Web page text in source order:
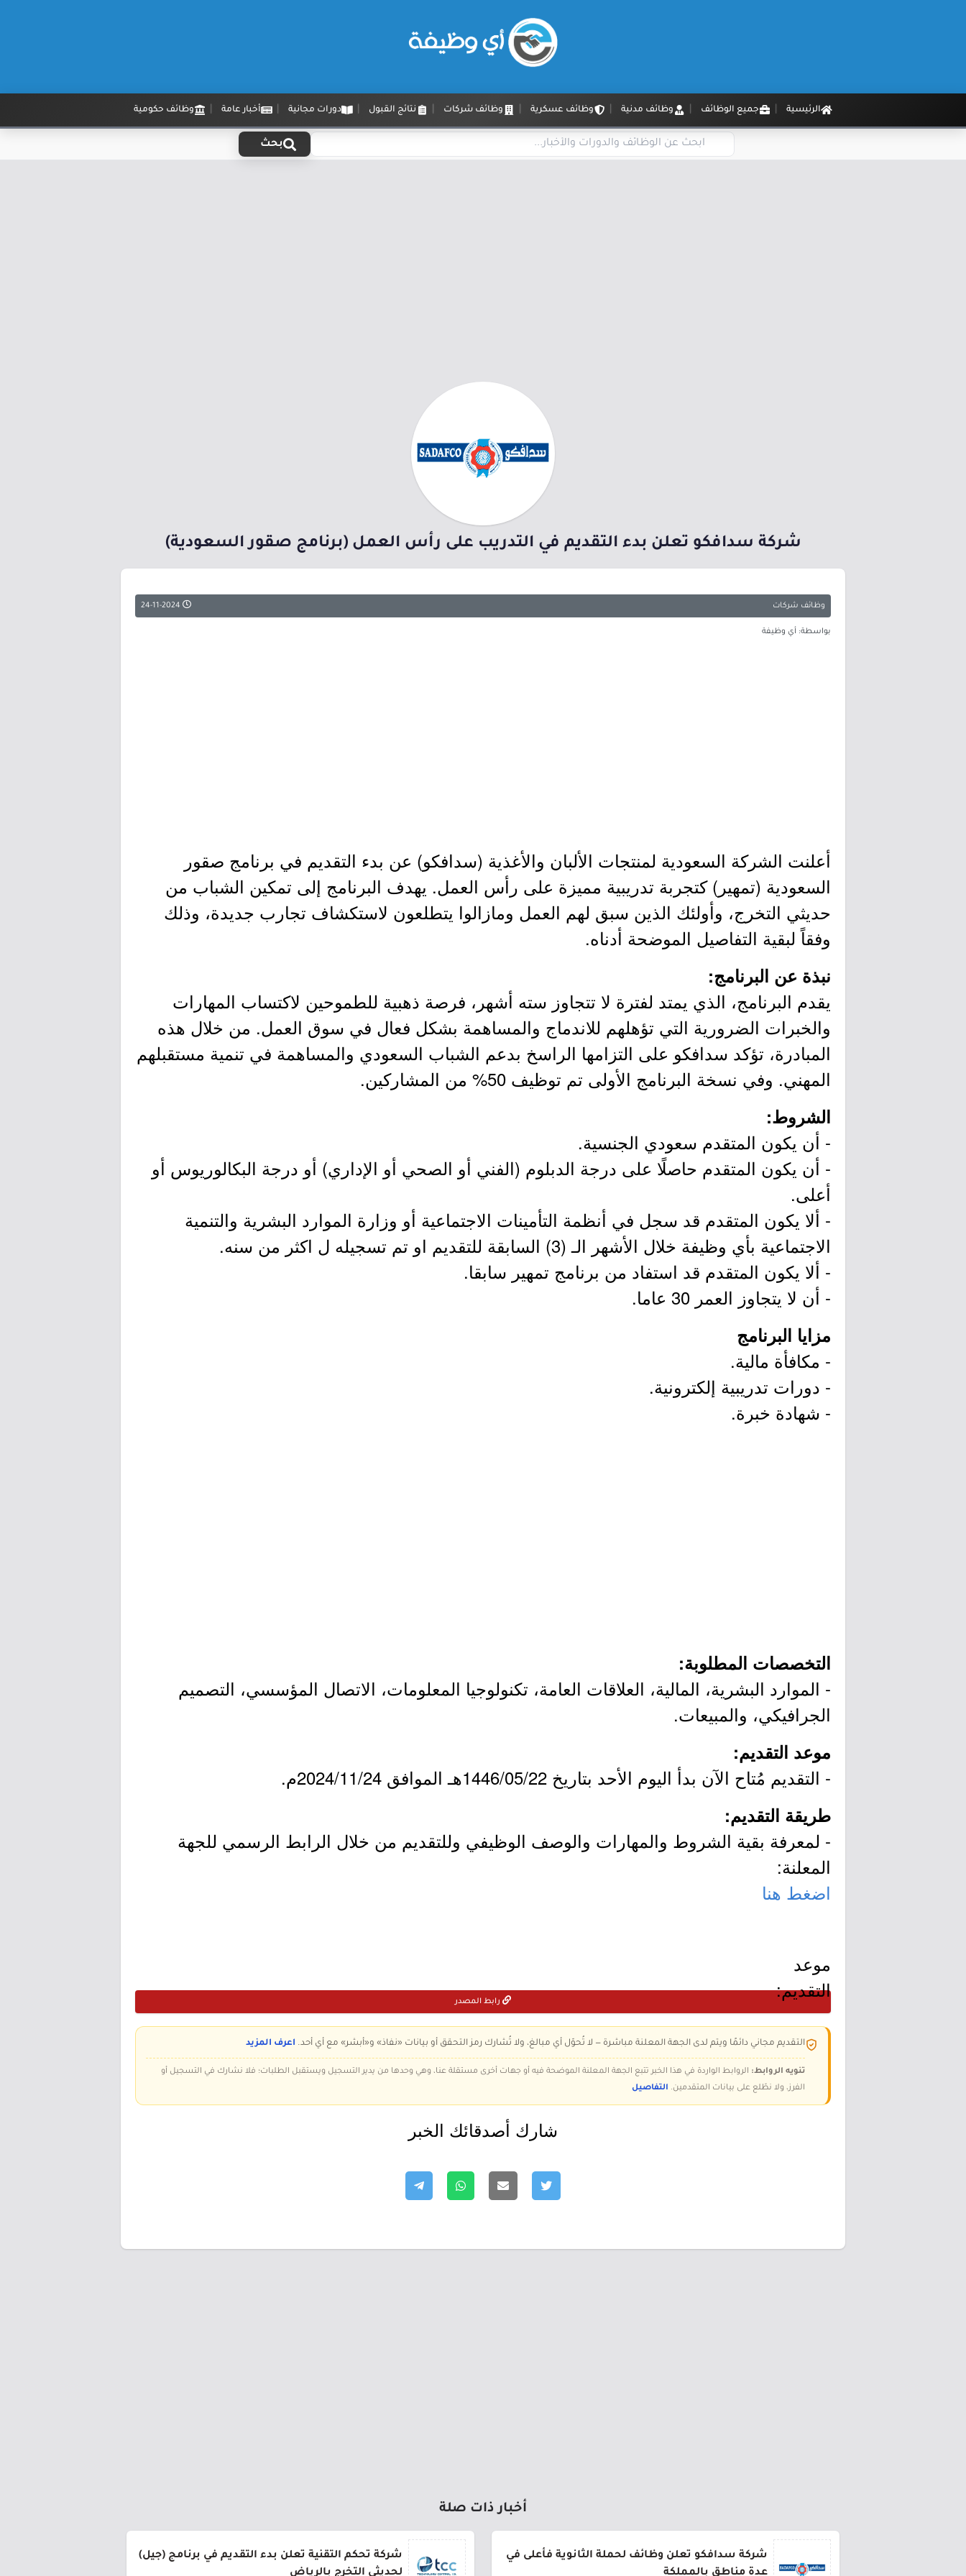
الرئيسية جميع الوظائف وظائف مدنية وظائف عسكرية وظائف شركات نتائج القبول دورات مجانية أخبار عامة وظائف حكومية
بحث
شركة سدافكو تعلن بدء التقديم في التدريب على رأس العمل (برنامج صقور السعودية)
وظائف شركات
بواسطة: أي وظيفة
أعلنت الشركة السعودية لمنتجات الألبان والأغذية (سدافكو) عن بدء التقديم في برنامج صقور
السعودية (تمهير) كتجربة تدريبية مميزة على رأس العمل. يهدف البرنامج إلى تمكين الشباب من
حديثي التخرج، وأولئك الذين سبق لهم العمل ومازالوا يتطلعون لاستكشاف تجارب جديدة، وذلك
وفقاً لبقية التفاصيل الموضحة أدناه.
نبذة عن البرنامج:
يقدم البرنامج، الذي يمتد لفترة لا تتجاوز سته أشهر، فرصة ذهبية للطموحين لاكتساب المهارات
والخبرات الضرورية التي تؤهلهم للاندماج والمساهمة بشكل فعال في سوق العمل. من خلال هذه
المبادرة، تؤكد سدافكو على التزامها الراسخ بدعم الشباب السعودي والمساهمة في تنمية مستقبلهم
المهني. وفي نسخة البرنامج الأولى تم توظيف 50% من المشاركين.
الشروط:
- أن يكون المتقدم سعودي الجنسية.
- أن يكون المتقدم حاصلًا على درجة الدبلوم (الفني أو الصحي أو الإداري) أو درجة البكالوريوس أو
أعلى.
- ألا يكون المتقدم قد سجل في أنظمة التأمينات الاجتماعية أو وزارة الموارد البشرية والتنمية
الاجتماعية بأي وظيفة خلال الأشهر الـ (3) السابقة للتقديم او تم تسجيله ل اكثر من سنه.
- ألا يكون المتقدم قد استفاد من برنامج تمهير سابقا.
- أن لا يتجاوز العمر 30 عاما.
مزايا البرنامج
- مكافأة مالية.
- دورات تدريبية إلكترونية.
- شهادة خبرة.
التخصصات المطلوبة:
- الموارد البشرية، المالية، العلاقات العامة، تكنولوجيا المعلومات، الاتصال المؤسسي، التصميم
الجرافيكي، والمبيعات.
موعد التقديم:
- التقديم مُتاح الآن بدأ اليوم الأحد بتاريخ 1446/05/22هـ الموافق 2024/11/24م.
طريقة التقديم:
- لمعرفة بقية الشروط والمهارات والوصف الوظيفي وللتقديم من خلال الرابط الرسمي للجهة
المعلنة:
اضغط هنا
موعد
التقديم:
رابط المصدر
التقديم مجاني دائمًا ويتم لدى الجهة المعلنة مباشرة — لا تُحوّل أي مبالغ، ولا تُشارك رمز التحقق أو بيانات «نفاذ» و«أبشر» مع أي أحد. اعرف المزيد
تنويه الروابط: الروابط الواردة في هذا الخبر تتبع الجهة المعلنة الموضحة فيه أو جهات أخرى مستقلة عنا، وهي وحدها من يدير التسجيل ويستقبل الطلبات؛ فلا نشارك في التسجيل أو
الفرز، ولا نطّلع على بيانات المتقدمين. التفاصيل
شارك أصدقائك الخبر
أخبار ذات صلة
شركة سدافكو تعلن وظائف لحملة الثانوية فأعلى في
عدة مناطق بالمملكة
شركة تحكم التقنية تعلن بدء التقديم في برنامج (جيل)
لحديثي التخرج بالرياض